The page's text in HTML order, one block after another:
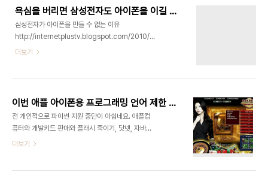
팜 시절에도 국내 게임사 중 하나가 1위한 적이 있습
니다. 사원이 사장 포함 3명이었는데 디아블로처럼
수준높은 RPG게임 이었습니다. 실무자는 개발자, 디
자이너 이렇게 둘이었죠. 팜은 애플의 뉴튼 영향을 많
이 받았습니다. 컴파일러도 코드워리어를 썼구요. 저
직도 추억이 아른거리네요. 느린 씨피유로도 할 건 다
웨어 비..
욕심을 버리면 삼성전자도 아이폰을 이길 수 있다
삼성전자가 아이폰을 만들 수 없는 이유
http://internetplustv.blogspot.com/2010/04/iphone.html
컴퓨터업인 적이 없던 가전사인 삼성은 미국의 소프
로선 제일 유망하고 바다는 아파치나 GPL 호환으로
가면 이길 수 있습니다. 어차피 특허나 상표 문제만
안 걸리면 모든 소프트웨어는 장기간에 걸쳐서 GPL
호환으로 통일됩니다. 그리고 바다는 말 처럼 모든 물
이 모이는 제일 낮은 곳이니까 자바나 닷넷, GTK,
갈 가능성이 크므로 바다는 망할 수도 있습니다. 소프
더보기
이번 애플 아이폰용 프로그래밍 언어 제한 조치를 평함
전 개인적으로 파이썬 지원 중단이 아쉽네요. 애플컴
퓨터와 개발키드 판매와 플래시 죽이기, 닷넷, 자바
차단을 위해서인 조치인듯 합니다. 어차피 아래층이
더보기